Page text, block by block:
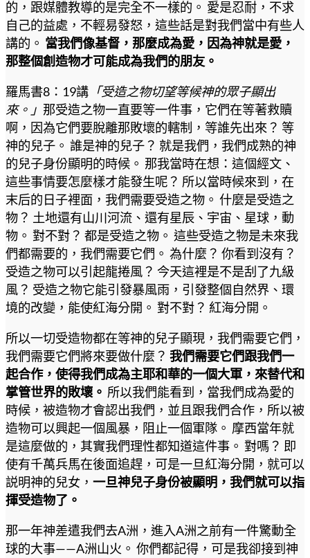
的，跟媒體教導的是完全不一樣的。 愛是忍耐，不求
自己的益處，不輕易發怒，這些話是對我們當中有些人
講的。 當我們像基督，那麼成為愛，因為神就是愛，
那整個創造物才可能成為我們的朋友。
羅馬書8：19講 「受造之物切望等候神的眾子顯出
來。」 那受造之物一直要等一件事，它們在等著救贖
啊，因為它們要脫離那敗壞的轄制，等誰先出來？ 等
神的兒子。 誰是神的兒子？ 就是我們，我們成熟的神
的兒子身份顯明的時候。 那我當時在想：這個經文、
這些事情要怎麼樣才能發生呢？ 所以當時候來到，在
末后的日子裡面，我們需要受造之物。 什麼是受造之
物？ 土地還有山川河流、還有星辰、宇宙、星球，動
物。 對不對？ 都是受造之物。 這些受造之物是未來我
們都需要的，我們需要它們。 為什麼？ 你看到沒有？
受造之物可以引起龍捲風？ 今天這裡是不是刮了九級
風？ 受造之物它能引發暴風雨，引發整個自然界、環
境的改變，能使紅海分開。 對不對？ 紅海分開。
所以一切受造物都在等神的兒子顯現，我們需要它們，
我們需要它們將來要做什麼？ 我們需要它們跟我們一
起合作，使得我們成為主耶和華的一個大軍，來替代和
掌管世界的敗壞。 所以我們能看到，當我們成為愛的
時候，被造物才會認出我們，並且跟我們合作，所以被
造物可以興起一個風暴，阻止一個軍隊。 摩西當年就
是這麼做的，其實我們理性都知道這件事。 對嗎？ 即
使有千萬兵馬在後面追趕，可是一旦紅海分開，就可以
説明神的兒女， 一旦神兒子身份被顯明，我們就可以指
揮受造物了。
那一年神差遣我們去A洲，進入A洲之前有一件驚動全
球的大事——A洲山火。 你們都記得，可是我卻接到神